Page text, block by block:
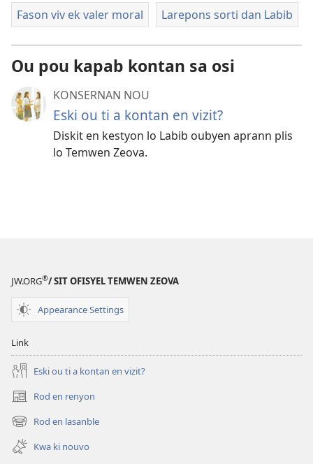
Fason viv ek valer moral Larepons sorti dan Labib
Ou pou kapab kontan sa osi
KONSERNAN NOU
Eski ou ti a kontan en vizit?
Diskit en kestyon lo Labib oubyen aprann plis
lo Temwen Zeova.
JW.ORG®/ SIT OFISYEL TEMWEN ZEOVA
Appearance Settings
Link
Eski ou ti a kontan en vizit?
Rod en renyon
(opens
new
window)
Rod en lasanble
(opens
new
window)
Kwa ki nouvo